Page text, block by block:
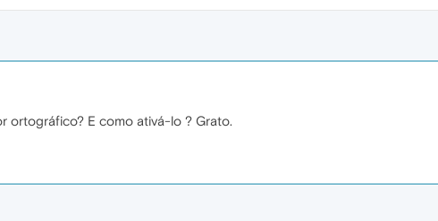
ortográfico? E como ativá-lo ? Grato.